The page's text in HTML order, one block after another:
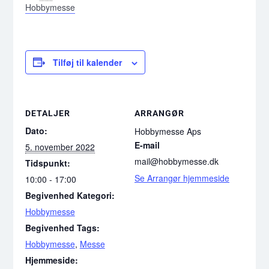
Hobbymesse
Tilføj til kalender
DETALJER
Dato:
5. november 2022
Tidspunkt:
10:00 - 17:00
Begivenhed Kategori:
Hobbymesse
Begivenhed Tags:
Hobbymesse, Messe
Hjemmeside:
ARRANGØR
Hobbymesse Aps
E-mail
mail@hobbymesse.dk
Se Arrangør hjemmeside